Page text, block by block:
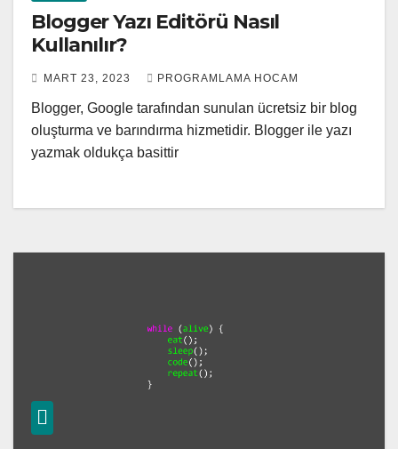
Blogger Yazı Editörü Nasıl
Kullanılır?
MART 23, 2023 PROGRAMLAMA HOCAM
Blogger, Google tarafından sunulan ücretsiz bir blog
oluşturma ve barındırma hizmetidir. Blogger ile yazı
yazmak oldukça basittir